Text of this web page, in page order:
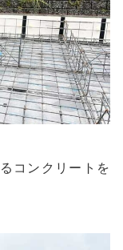
コンクリートを